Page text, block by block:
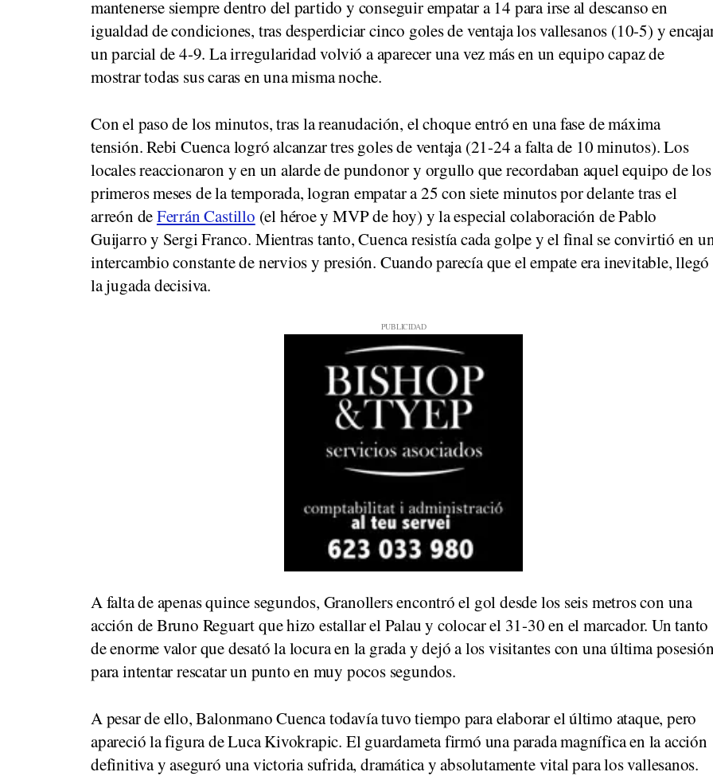
mantenerse siempre dentro del partido y conseguir empatar a 14 para irse al descanso en
igualdad de condiciones, tras desperdiciar cinco goles de ventaja los vallesanos (10-5) y
un parcial de 4-9. La irregularidad volvió a aparecer una vez más en un equipo capaz de
mostrar todas sus caras en una misma noche.
Con el paso de los minutos, tras la reanudación, el choque entró en una fase de máxima
tensión. Rebi Cuenca logró alcanzar tres goles de ventaja (21-24 a falta de 10 minutos). Los
locales reaccionaron y en un alarde de pundonor y orgullo que recordaban aquel equipo de los
primeros meses de la temporada, logran empatar a 25 con siete minutos por delante tras el
arreón deFerrán Castillo (el héroe y MVP de hoy) y la especial colaboración de Pablo
Guijarro y Sergi Franco. Mientras tanto, Cuenca resistía cada golpe y el final se convirtió en
intercambio constante de nervios y presión. Cuando parecía que el empate era inevitable, llegó
la jugada decisiva.
A falta de apenas quince segundos, Granollers encontró el gol desde los seis metros con una
acción de Bruno Reguart que hizo estallar el Palau y colocar el 31-30 en el marcador. Un tanto
de enorme valor que desató la locura en la grada y dejó a los visitantes con una última
para intentar rescatar un punto en muy pocos segundos.
A pesar de ello, Balonmano Cuenca todavía tuvo tiempo para elaborar el último ataque, pero
apareció la figura de Luca Kivokrapic. El guardameta firmó una parada magnífica en la acción
definitiva y aseguró una victoria sufrida, dramática y absolutamente vital para los vallesanos.